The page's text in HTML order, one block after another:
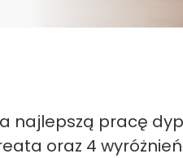
najlepszą pracę
oraz 4